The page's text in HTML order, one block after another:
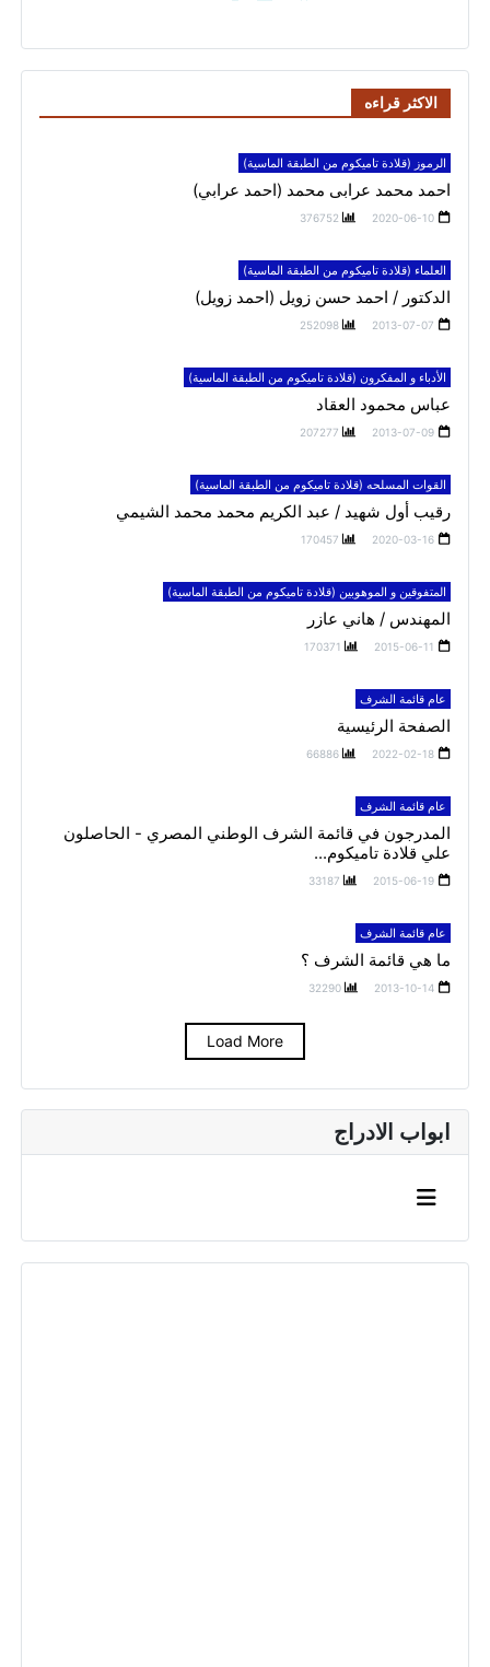
ابواب الادراج
الاكثر قراءه
الرموز (قلادة تاميكوم من الطبقة الماسية)
احمد محمد عرابى محمد (احمد عرابي)
2020-06-10
376752
العلماء (قلادة تاميكوم من الطبقة الماسية)
الدكتور / احمد حسن زويل (احمد زويل)
2013-07-07
252098
الأدباء و المفكرون (قلادة تاميكوم من الطبقة الماسية)
عباس محمود العقاد
2013-07-09
207277
القوات المسلحه (قلادة تاميكوم من الطبقة الماسية)
رقيب أول شهيد / عبد الكريم محمد محمد الشيمي
2020-03-16
170457
المتفوقين و الموهوبين (قلادة تاميكوم من الطبقة الماسية)
المهندس / هاني عازر
2015-06-11
170371
عام قائمة الشرف
الصفحة الرئيسية
2022-02-18
66886
عام قائمة الشرف
المدرجون في قائمة الشرف الوطني المصري - الحاصلون
علي قلادة تاميكوم...
2015-06-19
33187
عام قائمة الشرف
ما هي قائمة الشرف ؟
2013-10-14
32290
Load More